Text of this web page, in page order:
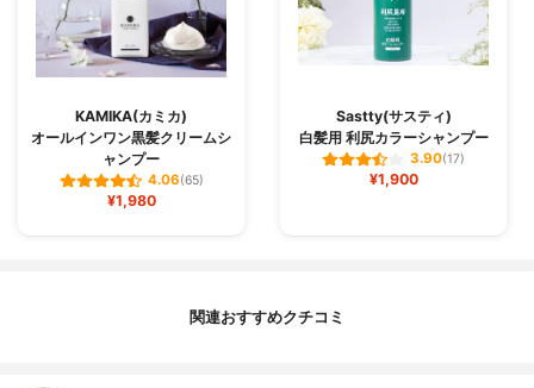
KAMIKA(カミカ)
オールインワン黒髪クリームシ
ャンプー
4.06(65)
¥1,980
Sastty(サスティ)
白髪用 利尻カラーシャンプー
3.90(17)
¥1,900
関連おすすめクチコミ